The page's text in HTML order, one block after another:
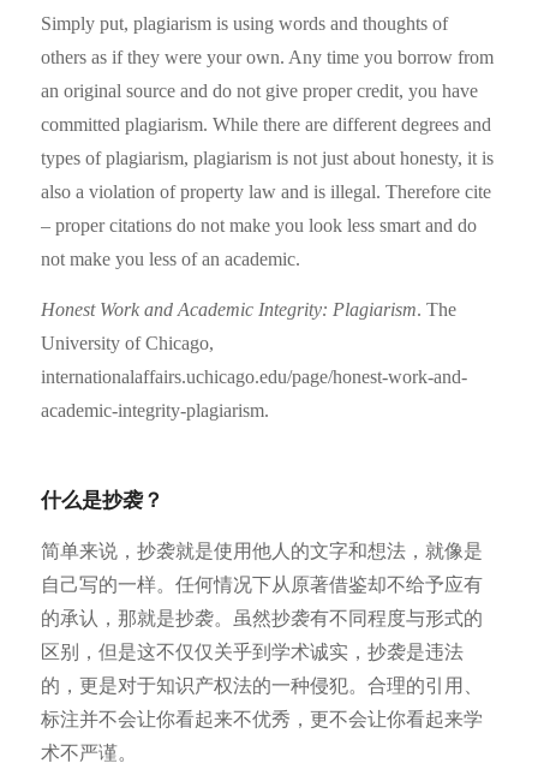
Simply put, plagiarism is using words and thoughts of
others as if they were your own. Any time you borrow from
an original source and do not give proper credit, you have
committed plagiarism. While there are different degrees and
types of plagiarism, plagiarism is not just about honesty, it is
also a violation of property law and is illegal. Therefore cite
– proper citations do not make you look less smart and do
not make you less of an academic.
Honest Work and Academic Integrity: Plagiarism. The
University of Chicago,
internationalaffairs.uchicago.edu/page/honest-work-and-
academic-integrity-plagiarism.
什么是抄袭？
简单来说，抄袭就是使用他人的文字和想法，就像是
自己写的一样。任何情况下从原著借鉴却不给予应有
的承认，那就是抄袭。虽然抄袭有不同程度与形式的
区别，但是这不仅仅关乎到学术诚实，抄袭是违法
的，更是对于知识产权法的一种侵犯。合理的引用、
标注并不会让你看起来不优秀，更不会让你看起来学
术不严谨。